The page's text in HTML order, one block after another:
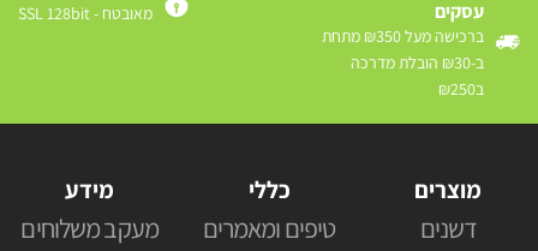
עסקים
ברכישה מעל ₪350 מתחת
ב-₪30 הובלת מדרכה
ב₪250
מאובטח - SSL 128bit
מוצרים
דשנים
כללי
טיפים ומאמרים
מידע
מעקב משלוחים